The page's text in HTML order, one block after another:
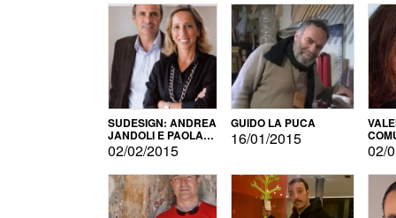
SUDESIGN: ANDREA
JANDOLI E PAOLA
PISAPIA
02/02/2015
GUIDO LA PUCA
16/01/2015
02/